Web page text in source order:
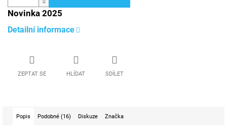
Novinka 2025
Detailní informace
ZEPTAT SE HLÍDAT SDÍLET
Popis Podobné (16) Diskuze Značka